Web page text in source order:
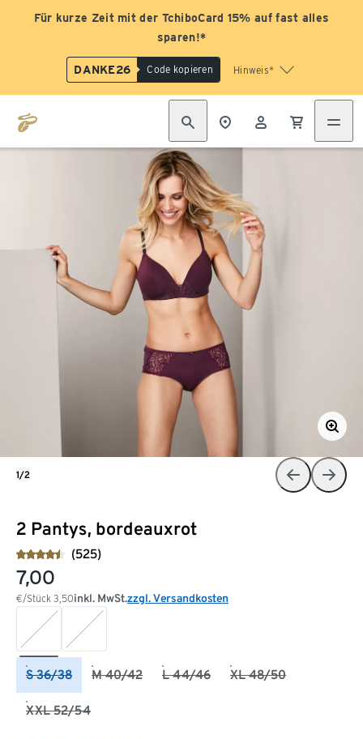
Für kurze Zeit mit der TchiboCard 15% auf fast alles
sparen!*
DANKE26 Code kopieren Hinweis*
2 Pantys, bordeauxrot
(525)
7,00
€/Stück 3,50inkl. MwSt.zzgl. Versandkosten
S 36/38 M 40/42 L 44/46 XL 48/50
XXL 52/54
1/2